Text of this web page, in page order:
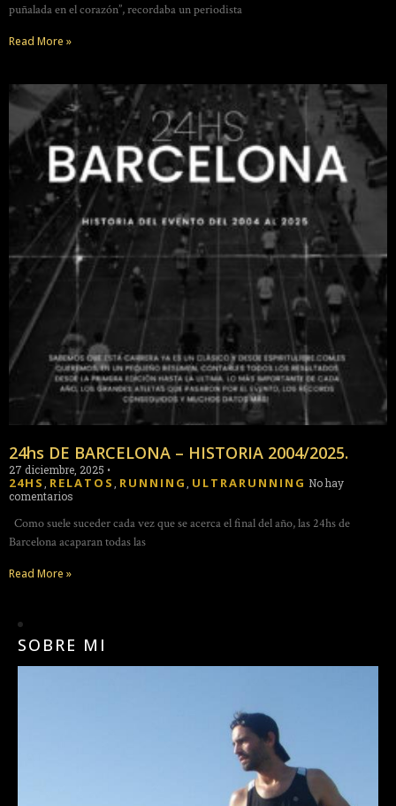
puñalada en el corazón”, recordaba un periodista
Read More »
24hs DE BARCELONA – HISTORIA 2004/2025.
27 diciembre, 2025 •
24HS RELATOS RUNNING ULTRARUNNING No hay
comentarios
Como suele suceder cada vez que se acerca el final del año, las 24hs de
Barcelona acaparan todas las
Read More »
SOBRE MI